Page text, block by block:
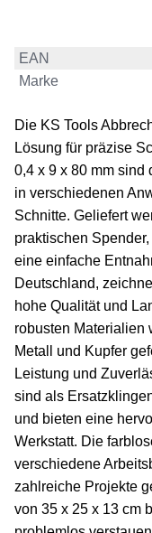
EAN
Marke
Die KS Tools
Lösung für präzise
0,4 x 9 x 80 mm sind
in verschiedenen
Schnitte. Geliefert
praktischen
eine einfache
Deutschland,
hohe Qualität und
robusten Materialien
Metall und Kupfer
Leistung und
sind als
und bieten eine
Werkstatt. Die
verschiedene
zahlreiche Projekte
von 35 x 25 x 13 cm